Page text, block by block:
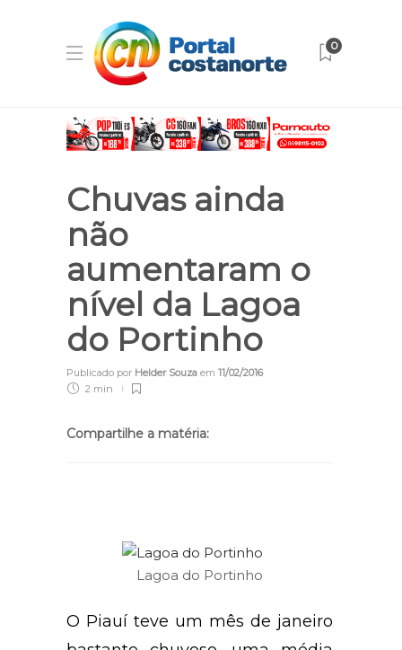
0
Chuvas ainda
não
aumentaram o
nível da Lagoa
do Portinho
Publicado por Helder Souza em 11/02/2016
2 min
Compartilhe a matéria:
Lagoa do Portinho
O Piauí teve um mês de janeiro